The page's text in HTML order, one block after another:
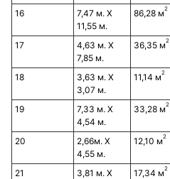
16
7,47 м. Х
11,55 м.
86,28 м2
17
4,63 м. Х
7,85 м.
36,35 м2
18
3,63 м. Х
3,07 м.
11,14 м2
19
7,33 м. Х
4,54 м.
33,28 м2
20
2,66м. Х
4,55 м.
12,10 м2
21
3,81 м. Х
17,34 м2